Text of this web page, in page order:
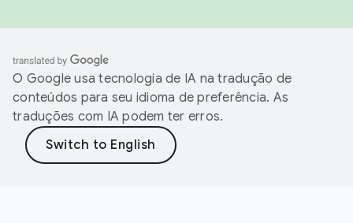
O Google usa tecnologia de IA na tradução de
conteúdos para seu idioma de preferência. As
traduções com IA podem ter erros.